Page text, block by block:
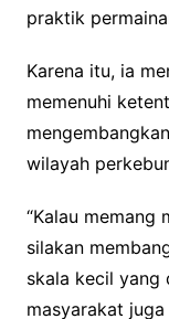
praktik
Karena itu, ia
memenuhi
wilayah
“Kalau memang
silakan
skala kecil yang
masyarakat